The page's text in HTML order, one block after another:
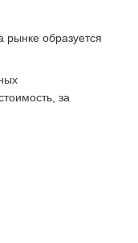
образуется
за